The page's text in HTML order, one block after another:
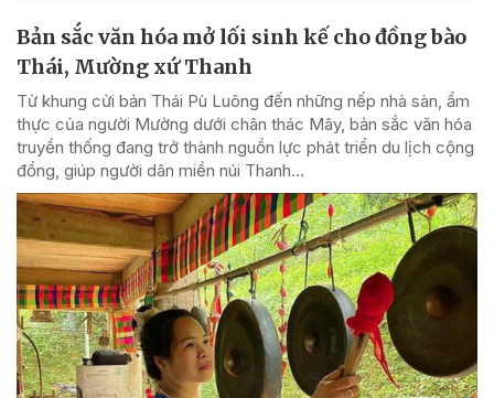
Bản sắc văn hóa mở lối sinh kế cho đồng bào
Thái, Mường xứ Thanh
Từ khung cửi bản Thái Pù Luông đến những nếp nhà sàn, ẩm
thực của người Mường dưới chân thác Mây, bản sắc văn hóa
truyền thống đang trở thành nguồn lực phát triển du lịch cộng
đồng, giúp người dân miền núi Thanh...